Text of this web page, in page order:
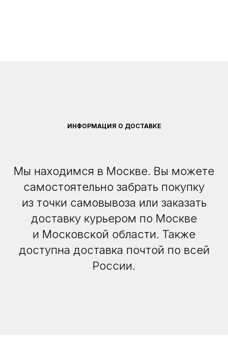
ИНФОРМАЦИЯ О ДОСТАВКЕ
Мы находимся в Москве. Вы можете
самостоятельно забрать покупку
из точки самовывоза или заказать
доставку курьером по Москве
и Московской области. Также
доступна доставка почтой по всей
России.